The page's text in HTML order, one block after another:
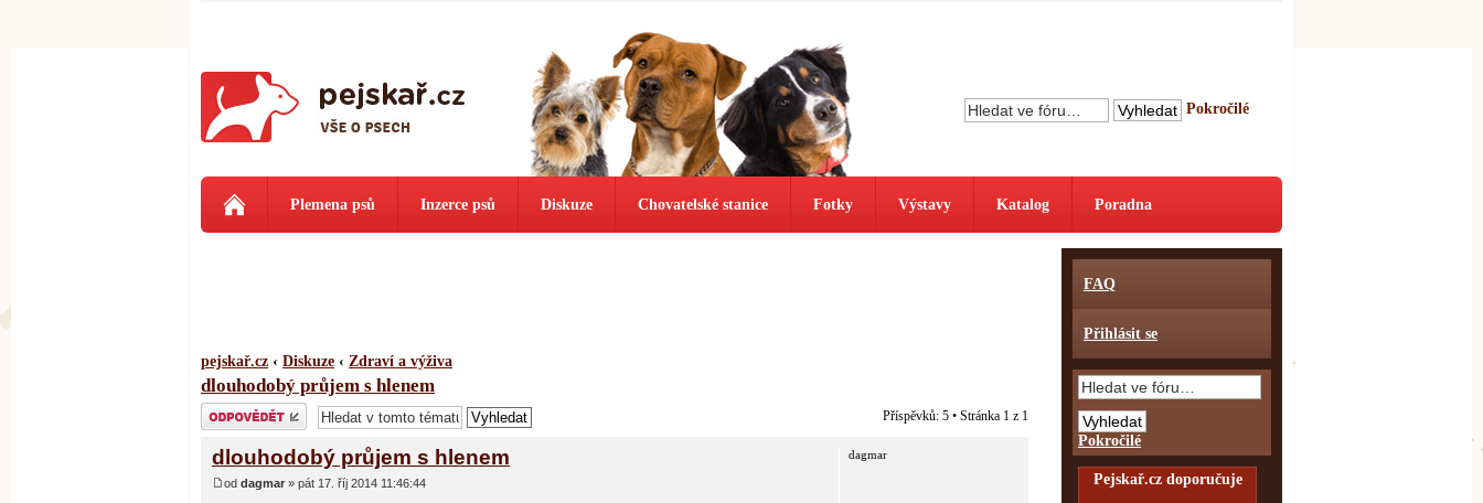
Pokročilé
Plemena psů Inzerce psů Diskuze Chovatelské stanice Fotky Výstavy Katalog Poradna
pejskař.cz ‹ Diskuze ‹ Zdraví a výživa
dlouhodobý průjem s hlenem
Odeslat odpověď Příspěvků: 5 • Stránka 1 z 1
dlouhodobý průjem s hlenem
od dagmar » pát 17. říj 2014 11:46:44
dagmar
FAQ
Přihlásit se
Pokročilé
Pejskař.cz doporučuje